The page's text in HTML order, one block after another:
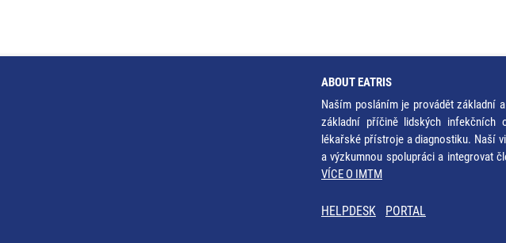
ABOUT EATRIS
Naším posláním je provádět základní
základní příčině lidských infekčních
lékařské přístroje a diagnostiku. Naší
a výzkumnou spolupráci a integrovat
VÍCE O IMTM
HELPDESK PORTAL